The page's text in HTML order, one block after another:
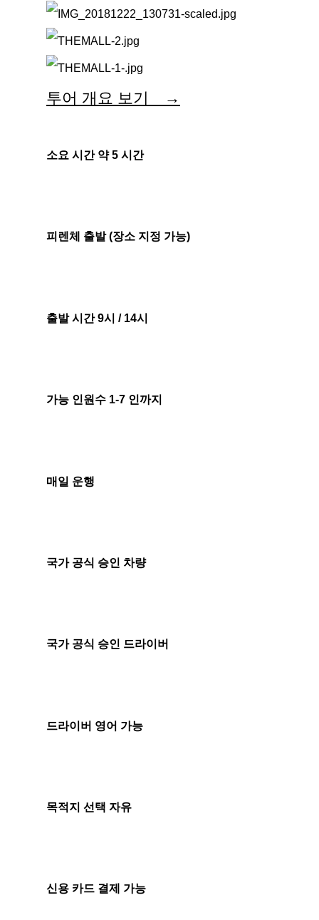
투어 개요 보기 →
소요 시간 약 5 시간
피렌체 출발 (장소 지정 가능)
출발 시간 9시 / 14시
가능 인원수 1-7 인까지
매일 운행
국가 공식 승인 차량
국가 공식 승인 드라이버
드라이버 영어 가능
목적지 선택 자유
신용 카드 결제 가능